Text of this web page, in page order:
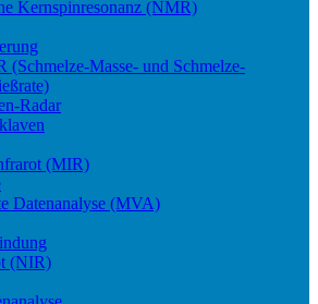
Kernspinresonanz (NMR)
Masse- und Schmelze-
Radar
(MIR)
Datenanalyse (MVA)
(NIR)